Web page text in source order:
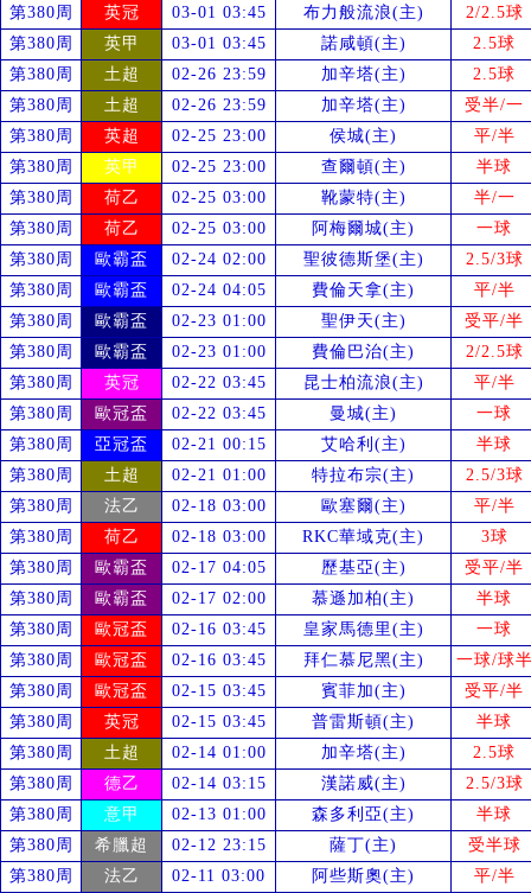
第380周
英冠 03-01 03:45 布力般流浪(主)
2/2.5球
第380周
英甲 03-01 03:45 諾咸頓(主)
2.5球
第380周
土超 02-26 23:59 加辛塔(主)
2.5球
第380周
土超 02-26 23:59 加辛塔(主) 受半/一
第380周
英超 02-25 23:00 侯城(主)
平/半
第380周
英甲 02-25 23:00 查爾頓(主)
半球
第380周
荷乙 02-25 03:00 靴蒙特(主)
半/一
第380周
荷乙 02-25 03:00 阿梅爾城(主)
一球
第380周
歐霸盃 02-24 02:00 聖彼德斯堡(主)
2.5/3球
第380周
歐霸盃 02-24 04:05 費倫天拿(主)
平/半
第380周
歐霸盃 02-23 01:00 聖伊天(主) 受平/半
第380周
歐霸盃 02-23 01:00 費倫巴治(主)
2/2.5球
第380周
英冠 02-22 03:45 昆士柏流浪(主)
平/半
第380周
歐冠盃 02-22 03:45 曼城(主)
一球
第380周
亞冠盃 02-21 00:15 艾哈利(主)
半球
第380周
土超 02-21 01:00 特拉布宗(主)
2.5/3球
第380周
法乙 02-18 03:00 歐塞爾(主)
平/半
第380周
荷乙 02-18 03:00 RKC華域克(主)
3球
第380周
歐霸盃 02-17 04:05 歷基亞(主) 受平/半
第380周
歐霸盃 02-17 02:00 慕遜加柏(主)
半球
第380周
歐冠盃 02-16 03:45 皇家馬德里(主)
一球
第380周
歐冠盃 02-16 03:45 拜仁慕尼黑(主)
一球/球
第380周
歐冠盃 02-15 03:45 賓菲加(主) 受平/半
第380周
英冠 02-15 03:45 普雷斯頓(主)
半球
第380周
土超 02-14 01:00 加辛塔(主)
2.5球
第380周
德乙 02-14 03:15 漢諾威(主)
2.5/3球
第380周
意甲 02-13 01:00 森多利亞(主)
半球
第380周
希臘超 02-12 23:15 薩丁(主) 受半球
第380周
法乙 02-11 03:00 阿些斯奧(主)
平/半